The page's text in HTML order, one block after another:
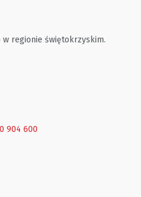
w regionie świętokrzyskim.
904 600